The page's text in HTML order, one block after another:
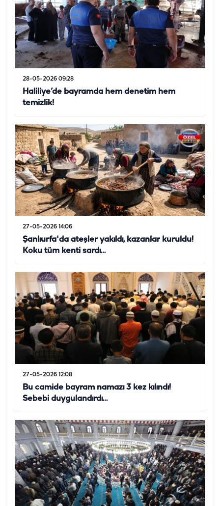
28-05-2026 09:28
Haliliye’de bayramda hem denetim hem
temizlik!
27-05-2026 14:06
Şanlıurfa'da ateşler yakıldı, kazanlar kuruldu!
Koku tüm kenti sardı…
27-05-2026 12:08
Bu camide bayram namazı 3 kez kılındı!
Sebebi duygulandırdı…